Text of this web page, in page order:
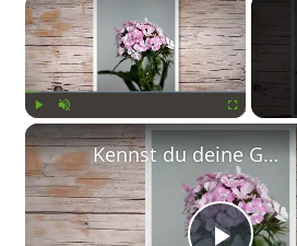
Fullscreen
Kennst du deine Geburtsblume?